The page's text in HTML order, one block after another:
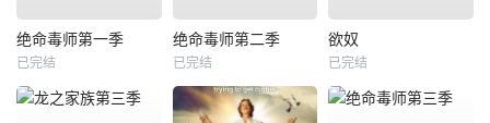
绝命毒师第一季
已完结
绝命毒师第二季
已完结
欲奴
已完结